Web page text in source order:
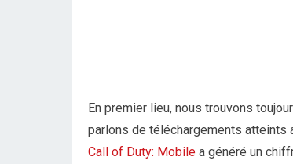
En premier lieu, nous trouvons
parlons de téléchargements atteints
Call of Duty: Mobile a généré un